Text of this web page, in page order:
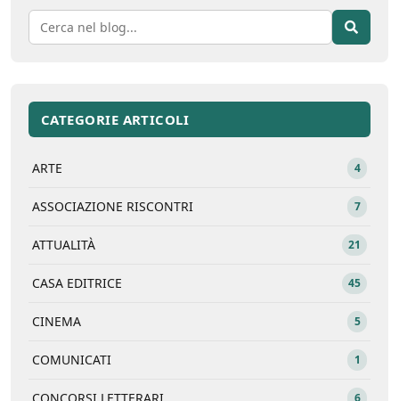
CATEGORIE ARTICOLI
ARTE 4
ASSOCIAZIONE RISCONTRI 7
ATTUALITÀ 21
CASA EDITRICE 45
CINEMA 5
COMUNICATI 1